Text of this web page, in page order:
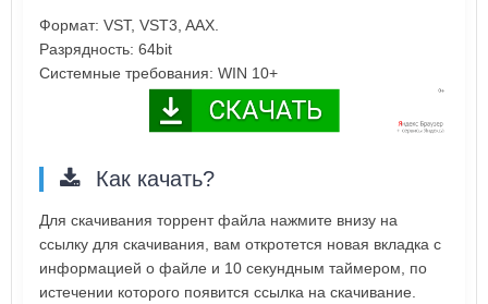
Формат: VST, VST3, AAX.
Разрядность: 64bit
Системные требования: WIN 10+
Как качать?
Для скачивания торрент файла нажмите внизу на
ссылку для скачивания, вам откротется новая вкладка с
информацией о файле и 10 секундным таймером, по
истечении которого появится ссылка на скачивание.